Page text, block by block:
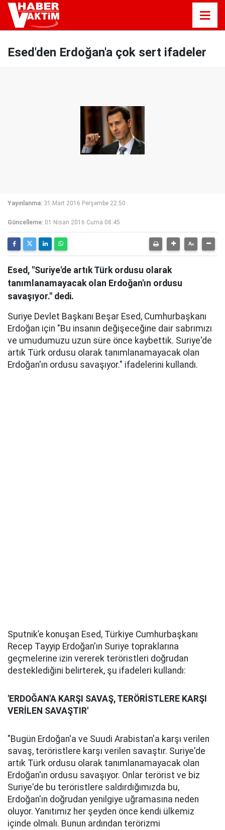
Esed'den Erdoğan'a çok sert ifadeler
Yayınlanma: 31 Mart 2016 Perşembe 22:50
Güncelleme: 01 Nisan 2016 Cuma 08:45
Esed, "Suriye'de artık Türk ordusu olarak
tanımlanamayacak olan Erdoğan'ın ordusu
savaşıyor." dedi.
Suriye Devlet Başkanı Beşar Esed, Cumhurbaşkanı
Erdoğan için "Bu insanın değişeceğine dair sabrımızı
ve umudumuzu uzun süre önce kaybettik. Suriye'de
artık Türk ordusu olarak tanımlanamayacak olan
Erdoğan'ın ordusu savaşıyor." ifadelerini kullandı.
Sputnik’e konuşan Esed, Türkiye Cumhurbaşkanı
Recep Tayyip Erdoğan'ın Suriye topraklarına
geçmelerine izin vererek teröristleri doğrudan
desteklediğini belirterek, şu ifadeleri kullandı:
'ERDOĞAN'A KARŞI SAVAŞ, TERÖRİSTLERE KARŞI
VERİLEN SAVAŞTIR'
"Bugün Erdoğan'a ve Suudi Arabistan'a karşı verilen
savaş, teröristlere karşı verilen savaştır. Suriye'de
artık Türk ordusu olarak tanımlanamayacak olan
Erdoğan'ın ordusu savaşıyor. Onlar terörist ve biz
Suriye'de bu teröristlere saldırdığımızda bu,
Erdoğan'ın doğrudan yenilgiye uğramasına neden
oluyor. Yanıtımız her şeyden önce kendi ülkemiz
içinde olmalı. Bunun ardından terörizmi